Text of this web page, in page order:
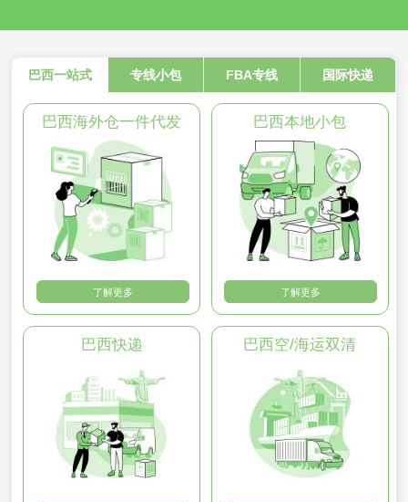
巴西一站式 专线小包 FBA专线 国际快递
巴西海外仓一件代发
了解更多
巴西本地小包
了解更多
巴西快递 巴西空/海运双清